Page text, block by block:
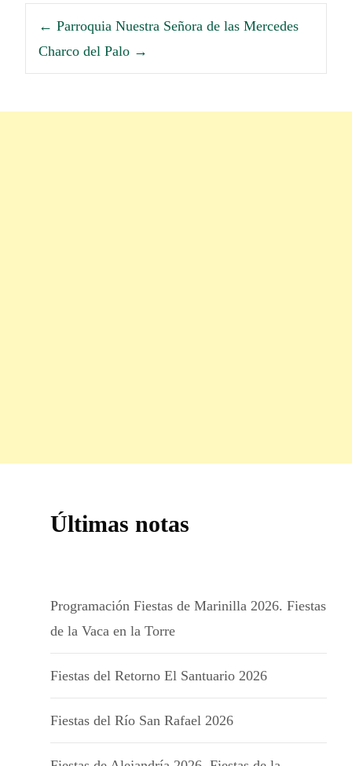
← Parroquia Nuestra Señora de las Mercedes
Charco del Palo →
Últimas notas
Programación Fiestas de Marinilla 2026. Fiestas
de la Vaca en la Torre
Fiestas del Retorno El Santuario 2026
Fiestas del Río San Rafael 2026